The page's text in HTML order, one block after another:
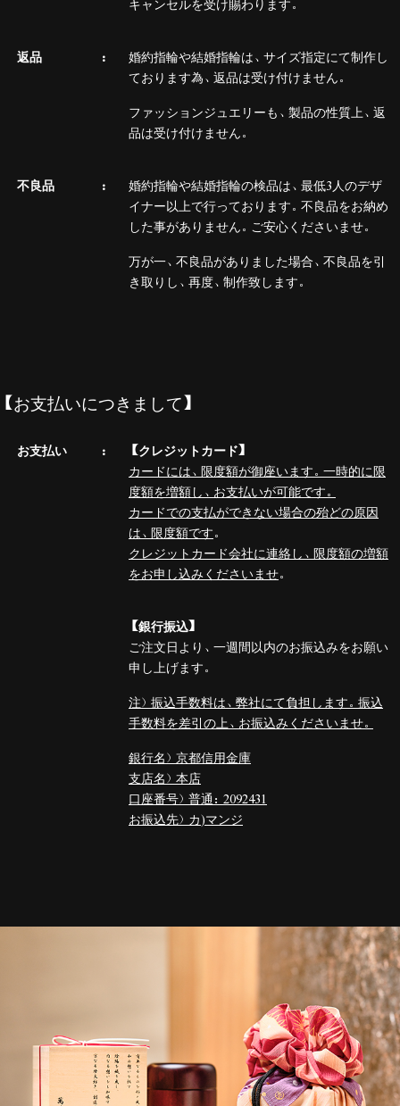
キャンセルを受け賜わります。
返品
婚約指輪や結婚指輪は、サイズ指定にて制作し
ております為、返品は受け付けません。
ファッションジュエリーも、製品の性質上、返
品は受け付けません。
不良品
婚約指輪や結婚指輪の検品は、最低3人のデザ
イナー以上で行っております。不良品をお納め
した事がありません。ご安心くださいませ。
万が一、不良品がありました場合、不良品を引
き取りし、再度、制作致します。
【お支払いにつきまして】
お支払い
【クレジットカード】
カードには、限度額が御座います。一時的に限
度額を増額し、お支払いが可能です。
カードでの支払ができない場合の殆どの原因
は、限度額です。
クレジットカード会社に連絡し、限度額の増額
をお申し込みくださいませ。
【銀行振込】
ご注文日より、一週間以内のお振込みをお願い
申し上げます。
注）振込手数料は、弊社にて負担します。振込
手数料を差引の上、お振込みくださいませ。
銀行名）京都信用金庫
支店名）本店
口座番号）普通：2092431
お振込先）カ)マンジ